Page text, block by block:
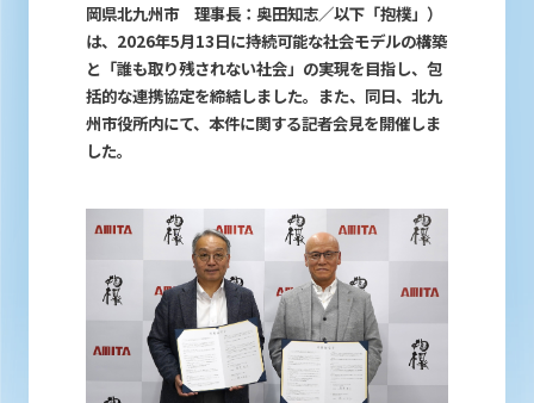
岡県北九州市 理事長：奥田知志／以下「抱樸」）
は、2026年5月13日に持続可能な社会モデルの構築
と「誰も取り残されない社会」の実現を目指し、包
括的な連携協定を締結しました。また、同日、北九
州市役所内にて、本件に関する記者会見を開催しま
した。